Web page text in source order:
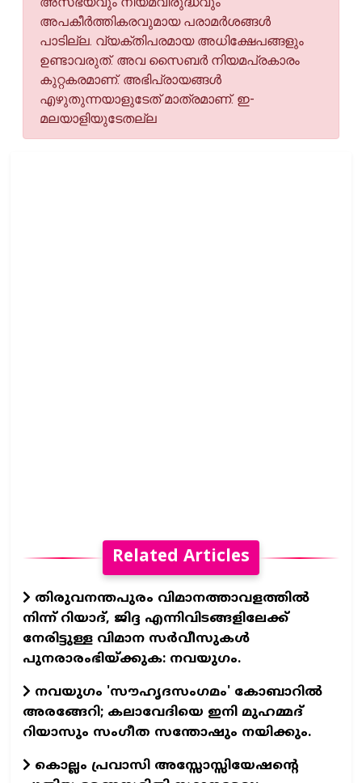
അപകീര്‍ത്തികരവുമായ പരാമര്‍ശങ്ങള്‍
പാടില്ല. വ്യക്തിപരമായ അധിക്ഷേപങ്ങളും
ഉണ്ടാവരുത്. അവ സൈബര്‍ നിയമപ്രകാരം
കുറ്റകരമാണ്. അഭിപ്രായങ്ങള്‍
എഴുതുന്നയാളുടേത് മാത്രമാണ്. ഇ-
മലയാളിയുടേതല്ല
Related Articles
തിരുവനന്തപുരം വിമാനത്താവളത്തില്‍
നിന്ന് റിയാദ്, ജിദ്ദ എന്നിവിടങ്ങളിലേക്ക്
നേരിട്ടുള്ള വിമാന സര്‍വീസുകള്‍
പുനരാരംഭിയ്ക്കുക: നവയുഗം.
നവയുഗം 'സൗഹൃദസംഗമം' കോബാറില്‍
അരങ്ങേറി; കലാവേദിയെ ഇനി മുഹമ്മദ്
റിയാസും സംഗീത സന്തോഷും നയിക്കും.
കൊല്ലം പ്രവാസി അസ്സോസ്സിയേഷന്റെ